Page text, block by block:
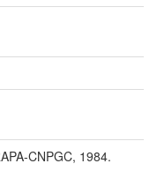
CNPGC, 1984.